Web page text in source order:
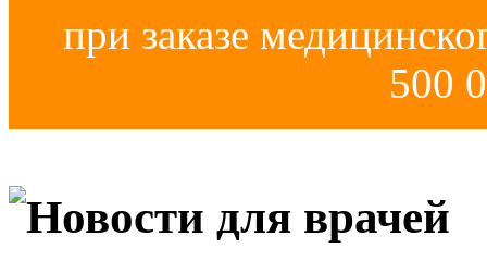
при заказе
500
Новости для врачей